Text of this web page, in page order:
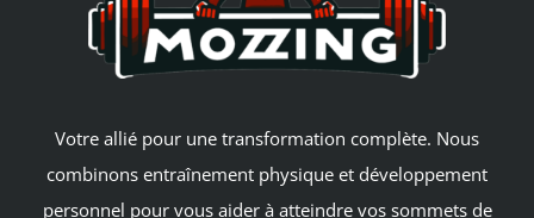
Votre allié pour une transformation complète. Nous
combinons entraînement physique et développement
personnel pour vous aider à atteindre vos sommets de